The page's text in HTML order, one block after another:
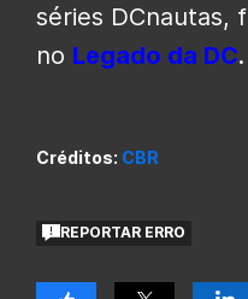
séries DCnautas,
no Legado da DC.
Créditos: CBR
REPORTAR ERRO